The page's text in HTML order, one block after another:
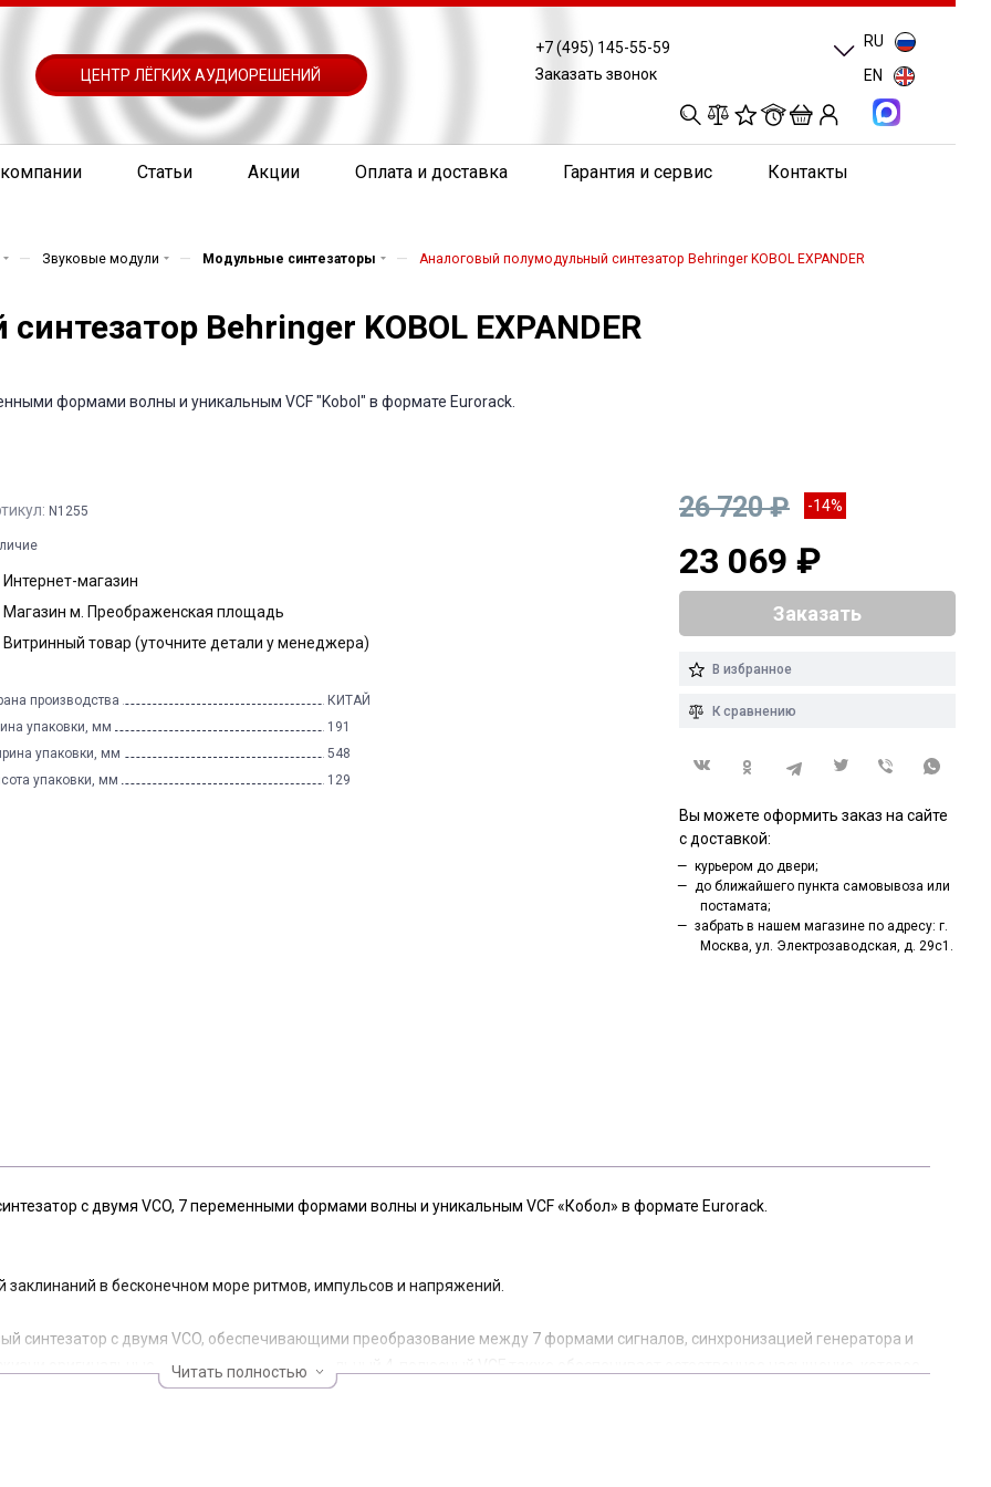
ЦЕНТР ЛЁГКИХ АУДИОРЕШЕНИЙ
+7 (495) 145-55-59
Заказать звонок
0
RU
EN
Статьи Акции Оплата и доставка Гарантия и сервис Контакты
— Звуковые модули — Модульные синтезаторы — Аналоговый полумодульный синтезатор Behringer KOBOL EXPANDER
Behringer KOBOL EXPANDER
формами волны и уникальным VCF "Kobol" в формате Eurorack.
N1255
Интернет-магазин
Магазин м. Преображенская площадь
Витринный товар (уточните детали у менеджера)
производства
КИТАЙ
упаковки, мм
191
упаковки, мм
548
упаковки, мм
129
26 720 ₽ -14%
23 069 ₽
Заказать
В избранное
К сравнению
Вы можете оформить заказ на сайте
с доставкой:
курьером до двери;
до ближайшего пункта самовывоза или
постамата;
забрать в нашем магазине по адресу: г.
Москва, ул. Электрозаводская, д. 29с1.
с двумя VCO, 7 переменными формами волны и уникальным VCF «Кобол» в формате Eurorack.
заклинаний в бесконечном море ритмов, импульсов и напряжений.
синтезатор с двумя VCO, обеспечивающими преобразование между 7 формами сигналов, синхронизацией генератора и
оригинальные схемы 70-х годов. Уникальный 4-полюсный VCF также обеспечивает естественное насыщение, которое
Читать полностью